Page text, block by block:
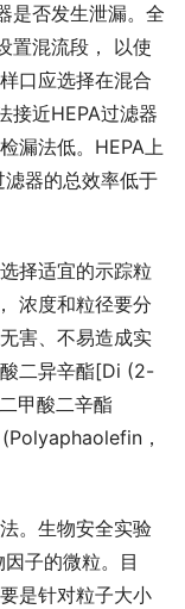
是否发生泄漏。全
置混流段， 以使
口应选择在混合
接近HEPA过滤器
漏法低。HEPA上
器的总效率低于
择适宜的示踪粒
浓度和粒径要分
害、不易造成实
二异辛酯[Di (2-
甲酸二辛酯
，
。生物安全实验
子的微粒。目
是针对粒子大小